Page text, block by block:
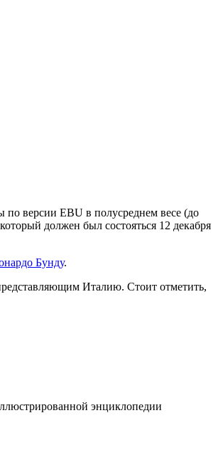
версии EBU в полусреднем весе (до
должен был состояться 12 декабря
Бунду.
Италию. Стоит отметить,
энциклопедии